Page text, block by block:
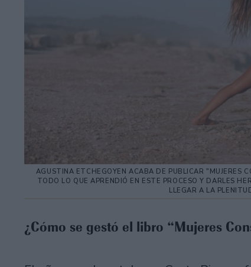
AGUSTINA ETCHEGOYEN ACABA DE PUBLICAR "MUJERES
TODO LO QUE APRENDIÓ EN ESTE PROCESO Y DARLES
LLEGAR A LA
¿Cómo se gestó el libro “Mujeres